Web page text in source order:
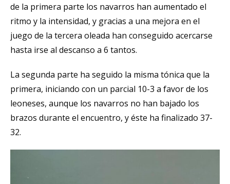
de la primera parte los navarros han aumentado el
ritmo y la intensidad, y gracias a una mejora en el
juego de la tercera oleada han conseguido acercarse
hasta irse al descanso a 6 tantos.
La segunda parte ha seguido la misma tónica que la
primera, iniciando con un parcial 10-3 a favor de los
leoneses, aunque los navarros no han bajado los
brazos durante el encuentro, y éste ha finalizado 37-
32.